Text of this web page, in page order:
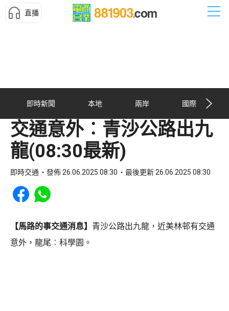
直播
即時新聞 本地 兩岸 國際
交通意外︰青沙公路出九
龍(08:30最新)
即時交通 發佈 26.06.2025 08:30 最後更新 26.06.2025 08:30
Share to Facebook
Share to WhatsApp
【馬路的事交通消息】 青沙公路出九龍，近美林邨有交通
意外，龍尾︰科學園。